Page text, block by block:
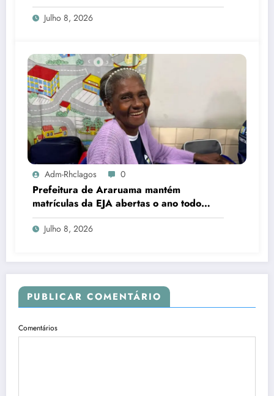
Julho 8, 2026
Adm-Rhclagos 0
Prefeitura de Araruama mantém
matrículas da EJA abertas o ano todo
para quem deseja concluir os estudos
Julho 8, 2026
PUBLICAR COMENTÁRIO
Comentários